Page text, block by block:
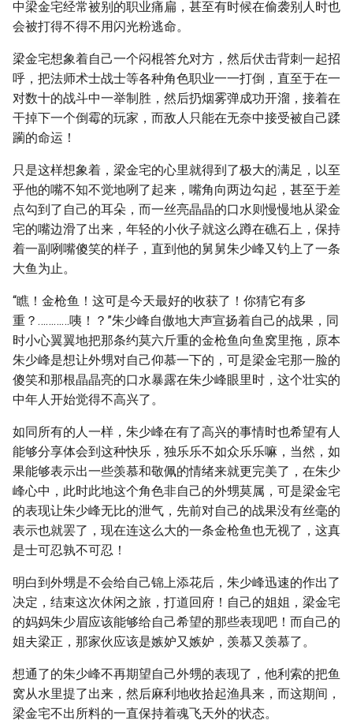
中梁金宅经常被别的职业痛扁，甚至有时候在偷袭别人时也
会被打得不得不用闪光粉逃命。
梁金宅想象着自己一个闷棍答允对方，然后伏击背刺一起招
呼，把法师术士战士等各种角色职业一一打倒，直至于在一
对数十的战斗中一举制胜，然后扔烟雾弹成功开溜，接着在
干掉下一个倒霉的玩家，而敌人只能在无奈中接受被自己蹂
躏的命运！
只是这样想象着，梁金宅的心里就得到了极大的满足，以至
乎他的嘴不知不觉地咧了起来，嘴角向两边勾起，甚至于差
点勾到了自己的耳朵，而一丝亮晶晶的口水则慢慢地从梁金
宅的嘴边滑了出来，年轻的小伙子就这么蹲在礁石上，保持
着一副咧嘴傻笑的样子，直到他的舅舅朱少峰又钓上了一条
大鱼为止。
“瞧！金枪鱼！这可是今天最好的收获了！你猜它有多
重？…………咦！？”朱少峰自傲地大声宣扬着自己的战果，同
时小心翼翼地把那条约莫六斤重的金枪鱼向鱼窝里拖，原本
朱少峰是想让外甥对自己仰慕一下的，可是梁金宅那一脸的
傻笑和那根晶晶亮的口水暴露在朱少峰眼里时，这个壮实的
中年人开始觉得不高兴了。
如同所有的人一样，朱少峰在有了高兴的事情时也希望有人
能够分享体会到这种快乐，独乐乐不如众乐乐嘛，当然，如
果能够表示出一些羡慕和敬佩的情绪来就更完美了，在朱少
峰心中，此时此地这个角色非自己的外甥莫属，可是梁金宅
的表现让朱少峰无比的泄气，先前对自己的战果没有丝毫的
表示也就罢了，现在连这么大的一条金枪鱼也无视了，这真
是士可忍孰不可忍！
明白到外甥是不会给自己锦上添花后，朱少峰迅速的作出了
决定，结束这次休闲之旅，打道回府！自己的姐姐，梁金宅
的妈妈朱少眉应该能够给自己希望的那些表现吧！而自己的
姐夫梁正，那家伙应该是嫉妒又嫉妒，羡慕又羡慕了。
想通了的朱少峰不再期望自己外甥的表现了，他利索的把鱼
窝从水里提了出来，然后麻利地收拾起渔具来，而这期间，
梁金宅不出所料的一直保持着魂飞天外的状态。